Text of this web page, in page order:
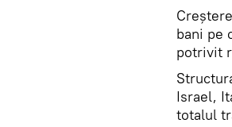
bani pe
potrivit
Israel,
totalul